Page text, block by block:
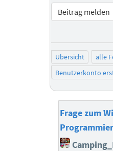
Beitrag melden
Übersicht alle
Benutzerkonto
Frage zum